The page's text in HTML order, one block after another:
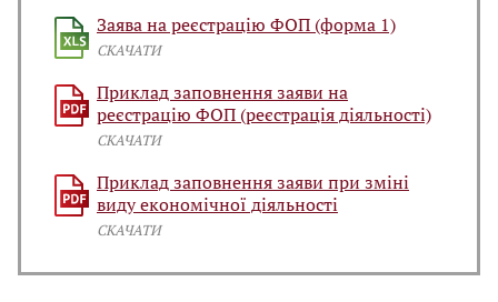
Заява на реєстрацію ФОП (форма 1)
СКАЧАТИ
Приклад заповнення заяви на
реєстрацію ФОП (реєстрація діяльності)
СКАЧАТИ
Приклад заповнення заяви при зміні
виду економічної діяльності
СКАЧАТИ